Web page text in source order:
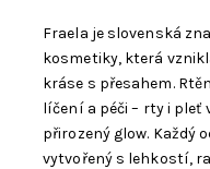
Fraela je slovenská
kosmetiky, která
kráse s přesahem.
líčení a péči – rty i
přirozený glow. Každý
vytvořený s lehkostí,